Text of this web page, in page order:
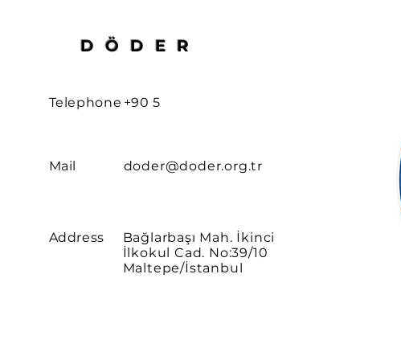
DÖDER
Telephone +90 5
Mail doder@doder.org.tr
Address
Bağlarbaşı Mah. İkinci
İlkokul Cad. No:39/10
Maltepe/İstanbul